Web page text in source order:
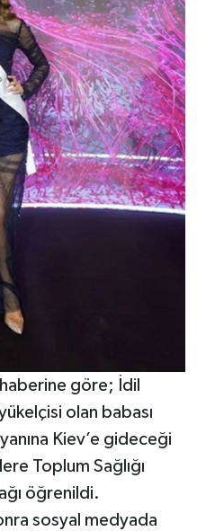
göre; İdil
olan babası
Kiev’e gideceği
Toplum Sağlığı
öğrenildi.
sosyal medyada